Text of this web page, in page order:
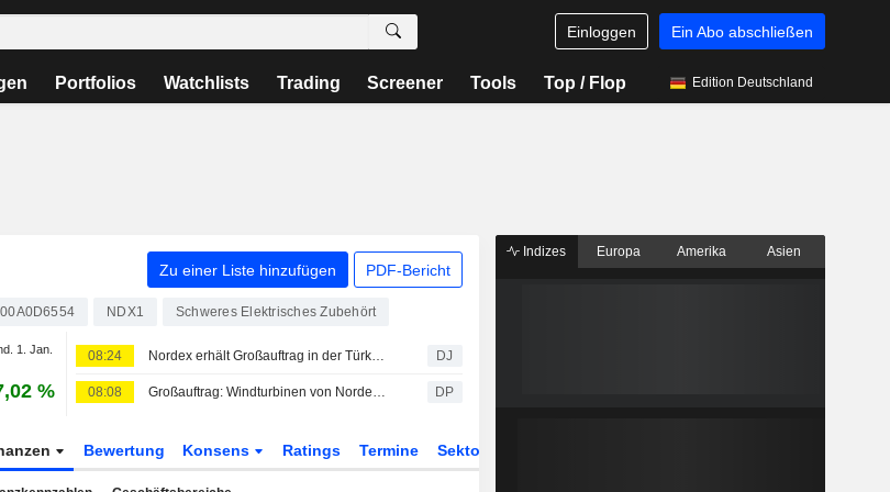
Einloggen Ein Abo abschließen
Portfolios Watchlists Trading Screener Tools Top / Flop Edition Deutschland
Zu einer Liste hinzufügen PDF-Bericht
NDX1 Schweres Elektrisches Zubehört
1. Jan.
%
08:24 Nordex erhält Großauftrag in der Türkei über 525 MW DJ
08:08 Großauftrag: Windturbinen von Nordex bleiben in der Türkei gefragt DP
Bewertung Konsens Ratings Termine Sektor
Indizes Europa Amerika Asien